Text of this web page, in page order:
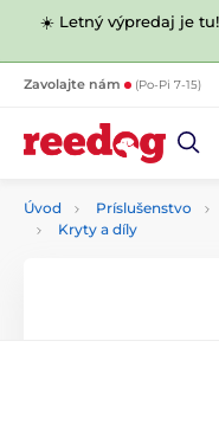
☀️ Letný výpredaj je
Zavolajte nám (Po-Pi 7-15)
Úvod Príslušenstvo
Kryty a díly